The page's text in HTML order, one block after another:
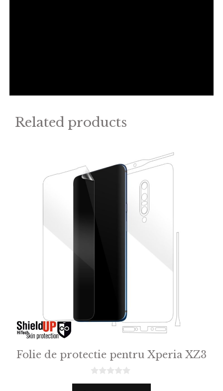
Related products
Folie de protectie pentru Xperia XZ3
0